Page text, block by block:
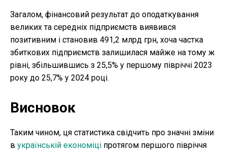
Загалом, фінансовий результат до оподаткування
великих та середніх підприємств виявився
позитивним і становив 491,2 млрд грн, хоча частка
збиткових підприємств залишилася майже на тому ж
рівні, збільшившись з 25,5% у першому півріччі 2023
року до 25,7% у 2024 році.
Висновок
Таким чином, ця статистика свідчить про значні зміни
в українській економіці протягом першого півріччя